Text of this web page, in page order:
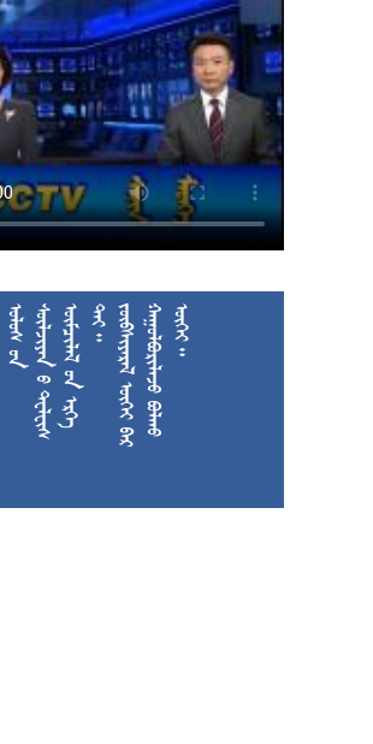
 






































 